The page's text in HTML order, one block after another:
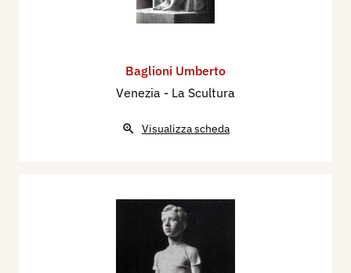
Baglioni Umberto
Venezia - La Scultura
Visualizza scheda